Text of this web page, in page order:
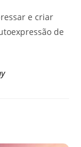
e criar
de